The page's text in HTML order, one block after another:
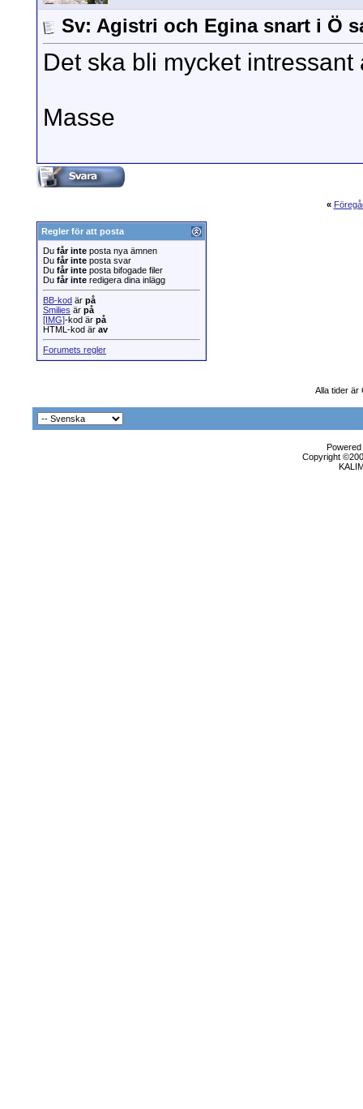
Sv: Agistri och Egina snart i Ö
Det ska bli mycket
Masse
«
Regler för att posta
Du får inte posta nya ämnen
Du får inte posta svar
Du får inte posta bifogade filer
Du får inte redigera dina inlägg
BB-kod är på
Smilies är på
[IMG]-kod är på
HTML-kod är av
Forumets regler
Alla tider är
Copyright